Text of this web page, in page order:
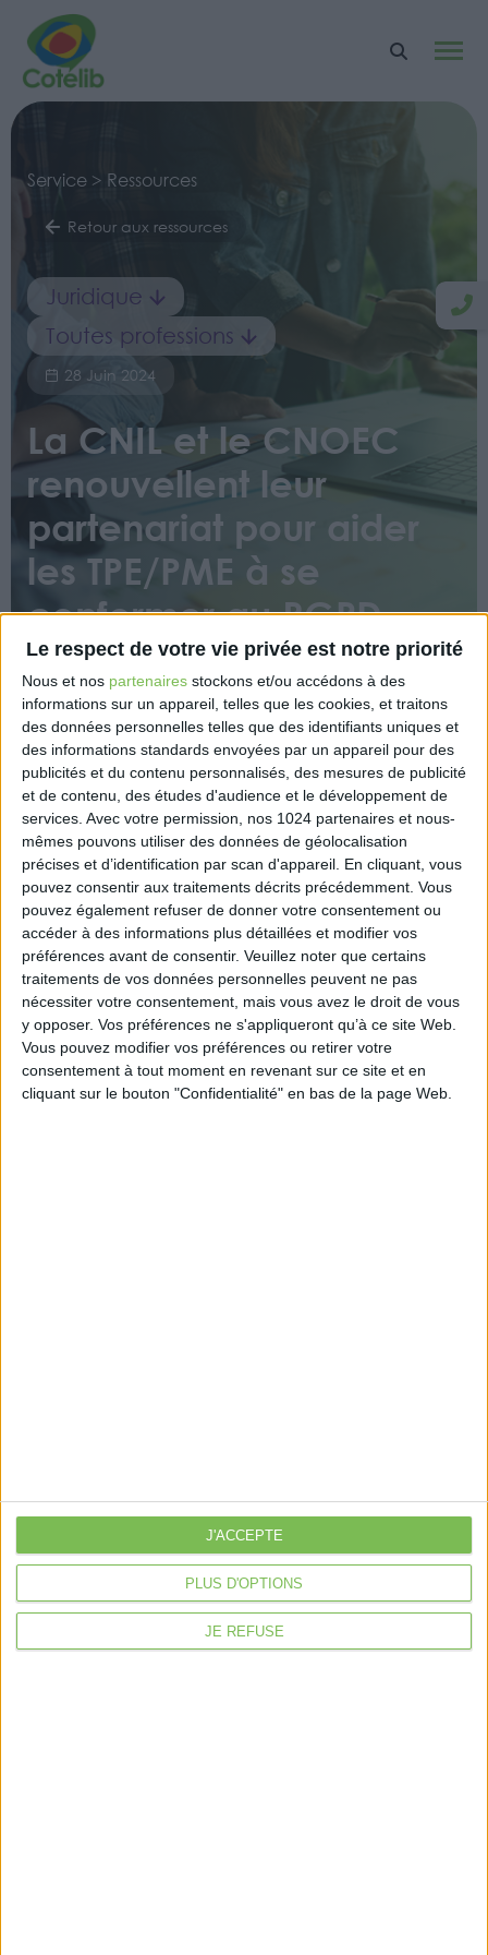
Le respect de votre vie privée est notre priorité
Nous et nos partenaires stockons et/ou accédons à des
informations sur un appareil, telles que les cookies, et traitons
des données personnelles telles que des identifiants uniques et
des informations standards envoyées par un appareil pour des
publicités et du contenu personnalisés, des mesures de publicité
et de contenu, des études d'audience et le développement de
services. Avec votre permission, nos 1024 partenaires et nous-
mêmes pouvons utiliser des données de géolocalisation
précises et d’identification par scan d'appareil. En cliquant, vous
pouvez consentir aux traitements décrits précédemment. Vous
pouvez également refuser de donner votre consentement ou
accéder à des informations plus détaillées et modifier vos
préférences avant de consentir. Veuillez noter que certains
traitements de vos données personnelles peuvent ne pas
nécessiter votre consentement, mais vous avez le droit de vous
y opposer. Vos préférences ne s'appliqueront qu’à ce site Web.
Vous pouvez modifier vos préférences ou retirer votre
consentement à tout moment en revenant sur ce site et en
cliquant sur le bouton "Confidentialité" en bas de la page Web.
PLUS D'OPTIONS
JE REFUSE
J'ACCEPTE
Service > Ressources
Retour aux ressources
Juridique
Toutes professions
28 Juin 2024
La CNIL et le CNOEC
renouvellent leur
partenariat pour aider
les TPE/PME à se
conformer au RGPD
En réponse à l’augmentation du télétravail, de la
vente en ligne et de l’utilisation de l’IA, plus de 5000
experts-comptables utilisent les ressources de la
CNIL pour conseiller les entreprises.
La convention vise à diffuser une culture de
protection des données, mener des actions de
formation et renforcer la conformité des entreprises.
Ce partenariat, renouvelé pour 3 ans, prévoit un
bilan annuel.
https://www.cnil.fr/fr/conseil-superieur-ordre-des-
experts-comptables-cnil-renouvellement-
Je sécurise mon activité
À la une
Violette la comptable
Déclaration Impôt sur le Revenu